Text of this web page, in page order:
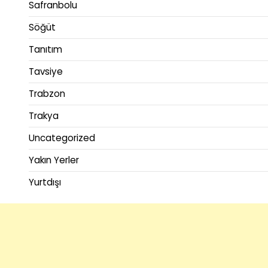
Safranbolu
Söğüt
Tanıtım
Tavsiye
Trabzon
Trakya
Uncategorized
Yakın Yerler
Yurtdışı